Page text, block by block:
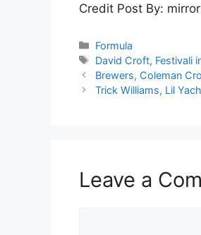
Credit Post By:
Categories
Formula
Tags
David Croft, Festivali
Brewers, Coleman
Trick Williams, Lil
Leave a